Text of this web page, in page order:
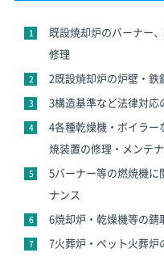
既設焼却炉のバーナー
修理
2既設焼却炉の炉壁・鉄
3構造基準など法律対応
4各種乾燥機・ボイラ
焼装置の修理・メンテ
5バーナー等の燃焼機
ナンス
6焼却炉・乾燥機等の錆
7火葬炉・ペット火葬炉